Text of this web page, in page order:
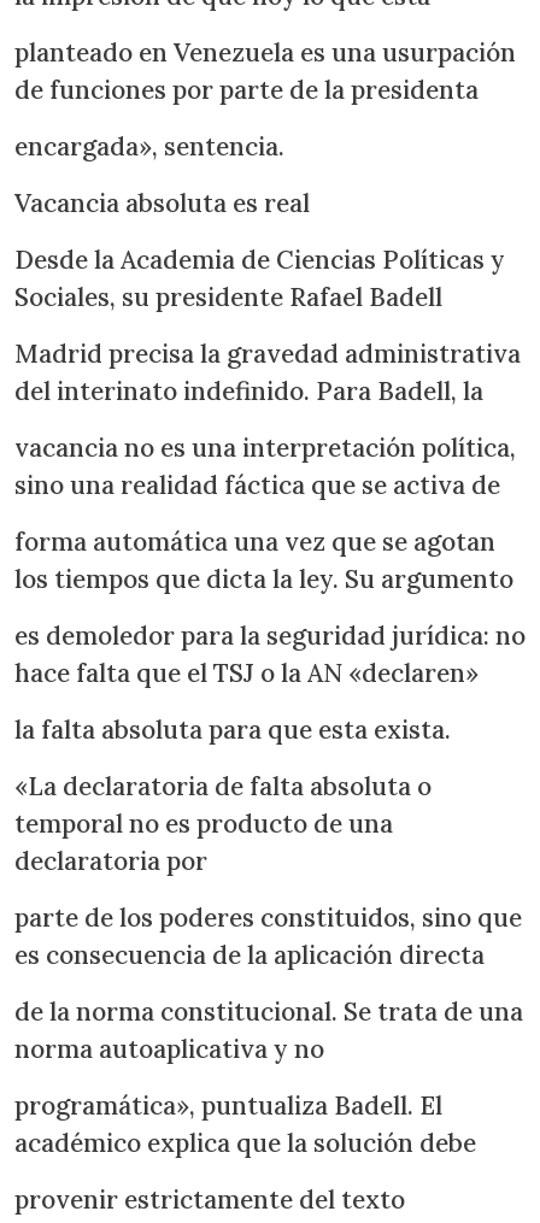
planteado en Venezuela es una usurpación
de funciones por parte de la presidenta
encargada», sentencia.
Vacancia absoluta es real
Desde la Academia de Ciencias Políticas y
Sociales, su presidente Rafael Badell
Madrid precisa la gravedad administrativa
del interinato indefinido. Para Badell, la
vacancia no es una interpretación política,
sino una realidad fáctica que se activa de
forma automática una vez que se agotan
los tiempos que dicta la ley. Su argumento
es demoledor para la seguridad jurídica: no
hace falta que el TSJ o la AN «declaren»
la falta absoluta para que esta exista.
«La declaratoria de falta absoluta o
temporal no es producto de una
declaratoria por
parte de los poderes constituidos, sino que
es consecuencia de la aplicación directa
de la norma constitucional. Se trata de una
norma autoaplicativa y no
programática», puntualiza Badell. El
académico explica que la solución debe
provenir estrictamente del texto